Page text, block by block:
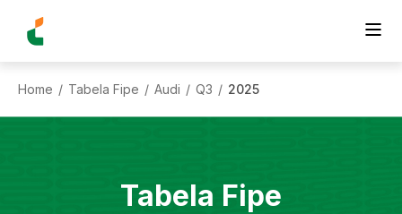
Home / Tabela Fipe / Audi / Q3 / 2025
Tabela Fipe